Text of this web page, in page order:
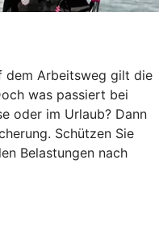
dem Arbeitsweg gilt die
was passiert bei
oder im Urlaub? Dann
Schützen Sie
Belastungen nach